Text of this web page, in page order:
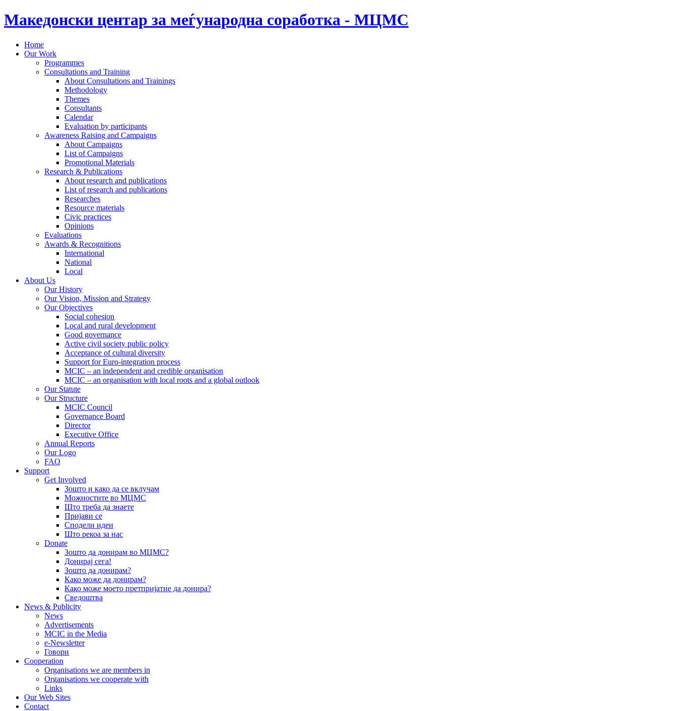
Македонски центар за меѓународна соработка - МЦМС
Home
Our Work
Programmes
Consultations and Training
About Consultations and Trainings
Methodology
Themes
Consultants
Calendar
Evaluation by participants
Awareness Raising and Campaigns
About Campaigns
List of Campaigns
Promotional Materials
Research & Publications
About research and publications
List of research and publications
Researches
Resource materials
Civic practices
Opinions
Evaluations
Awards & Recognitions
International
National
Local
About Us
Our History
Our Vision, Mission and Strategy
Our Objectives
Social cohesion
Local and rural development
Good governance
Active civil society public policy
Acceptance of cultural diversity
Support for Euro-integration process
MCIC – an independent and credible organisation
MCIC – an organisation with local roots and a global outlook
Our Statute
Our Structure
MCIC Council
Governance Board
Director
Executive Office
Annual Reports
Our Logo
FAQ
Support
Get Involved
Зошто и како да се вклучам
Можностите во МЦМС
Што треба да знаете
Пријави се
Сподели идеи
Што рекоа за нас
Donate
Зошто да донирам во МЦМС?
Донирај сега!
Зошто да донирам?
Како може да донирам?
Како може моето претпријатие да донира?
Сведоштва
News & Publicity
News
Advertisements
MCIC in the Media
e-Newsletter
Говори
Cooperation
Organisations we are members in
Organisations we cooperate with
Links
Our Web Sites
Contact